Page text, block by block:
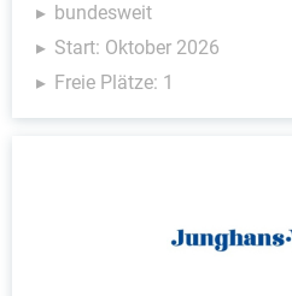
bundesweit
Start: Oktober 2026
Freie Plätze: 1